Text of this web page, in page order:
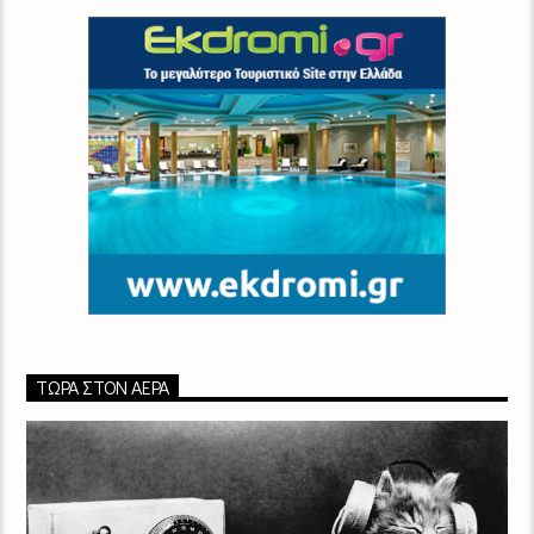
ΤΏΡΑ ΣΤΟΝ ΑΈΡΑ